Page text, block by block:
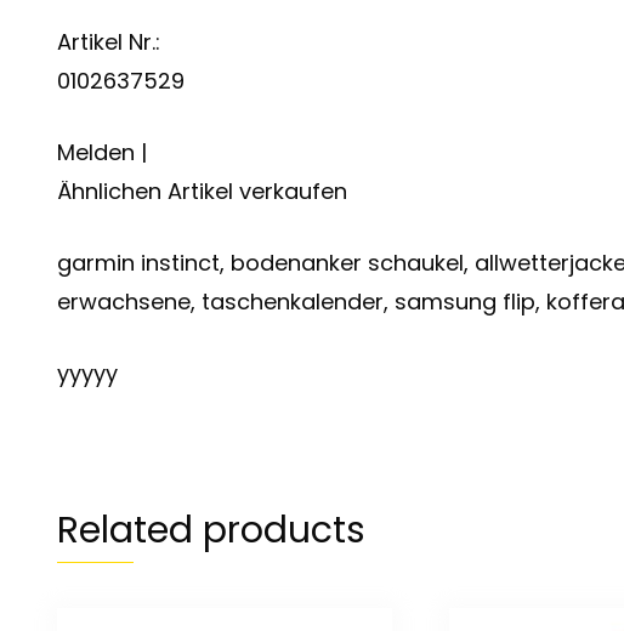
Artikel Nr.:
0102637529
Melden |
Ähnlichen Artikel verkaufen
garmin instinct, bodenanker schaukel,
erwachsene, taschenkalender, samsung flip,
yyyyy
Related products